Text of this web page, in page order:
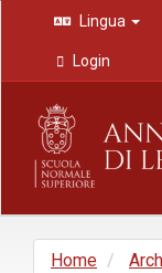
Navigazione
principale
Contenuto
principale
Barra
laterale
Lingua
Login
Home